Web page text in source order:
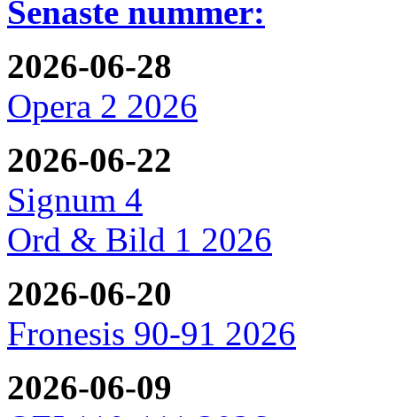
Senaste nummer:
2026-06-28
Opera 2 2026
2026-06-22
Signum 4
Ord & Bild 1 2026
2026-06-20
Fronesis 90-91 2026
2026-06-09